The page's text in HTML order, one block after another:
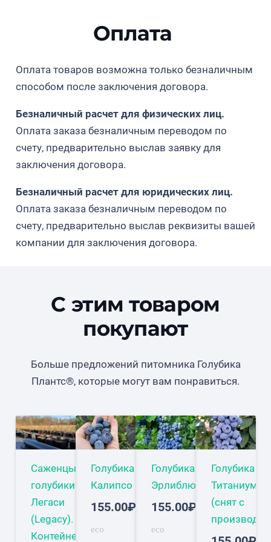
Оплата
Оплата товаров возможна только безналичным
способом после заключения договора.
Безналичный расчет для физических лиц.
Оплата заказа безналичным переводом по
счету, предварительно выслав заявку для
заключения договора.
Безналичный расчет для юридических лиц.
Оплата заказа безналичным переводом по
счету, предварительно выслав реквизиты вашей
компании для заключения договора.
С этим товаром
покупают
Больше предложений питомника Голубика
Плантс®, которые могут вам понравиться.
Саженцы
голубики
Легаси
(Legacy).
Контейнер
Голубика
Калипсо
155.00₽
eco
Голубика
Эрлиблю
155.00₽
eco
Голубика
Титаниум
(снят с